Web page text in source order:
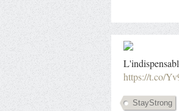
https://t.co/
StayStrong